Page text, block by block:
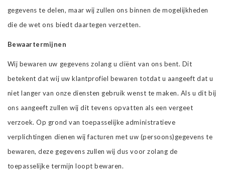
gegevens te delen, maar wij zullen ons binnen de mogelijkheden
die de wet ons biedt daartegen verzetten.
Bewaartermijnen
Wij bewaren uw gegevens zolang u cliënt van ons bent. Dit
betekent dat wij uw klantprofiel bewaren totdat u aangeeft dat u
niet langer van onze diensten gebruik wenst te maken. Als u dit bij
ons aangeeft zullen wij dit tevens opvatten als een vergeet
verzoek. Op grond van toepasselijke administratieve
verplichtingen dienen wij facturen met uw (persoons)gegevens te
bewaren, deze gegevens zullen wij dus voor zolang de
toepasselijke termijn loopt bewaren.